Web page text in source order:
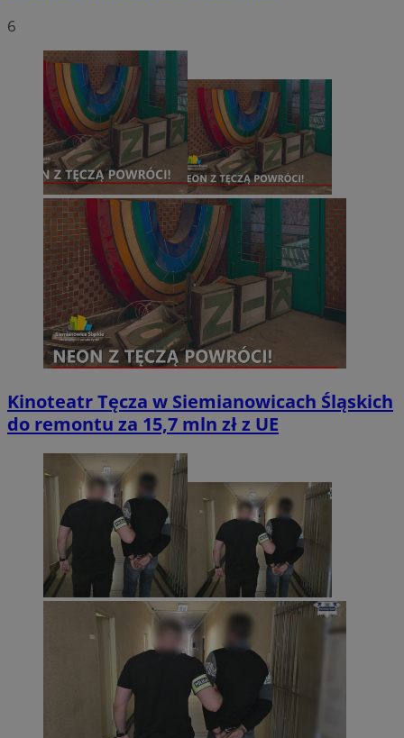
6
Kinoteatr Tęcza w Siemianowicach Śląskich
do remontu za 15,7 mln zł z UE